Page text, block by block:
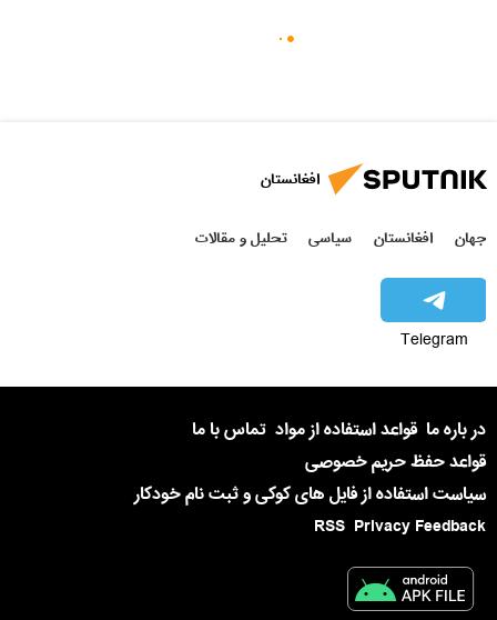
افغانستان
جهان افغانستان سیاسی تحلیل و مقالات
Telegram
در باره ما قواعد استفاده از مواد تماس با ما
قواعد حفظ حریم خصوصی
سیاست استفاده از فایل های کوکی و ثبت نام خودکار
Privacy Feedback
RSS